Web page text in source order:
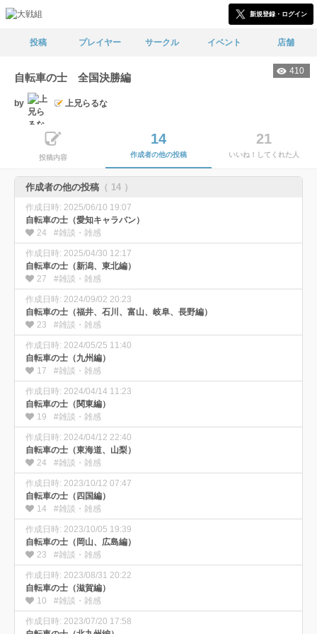
新規登録・ログイン
投稿 プレイヤー サークル イベント 店舗
410
自転車の士 全国決勝編
by 上兄らるな
投稿内容
14
作成者の他の投稿
21
いいね！してくれた人
作成者の他の投稿 （ 14 ）
作成日時: 2025/06/10 19:07
自転車の士（愛知キャラバン）
24
#雑談・雑感
作成日時: 2025/04/30 12:17
自転車の士（新潟、東北編）
27
#雑談・雑感
作成日時: 2024/09/02 20:23
自転車の士（福井、石川、富山、岐阜、長野編）
23
#雑談・雑感
作成日時: 2024/05/25 11:40
自転車の士（九州編）
17
#雑談・雑感
作成日時: 2024/04/14 11:23
自転車の士（関東編）
19
#雑談・雑感
作成日時: 2024/04/12 22:40
自転車の士（東海道、山梨）
24
#雑談・雑感
作成日時: 2023/10/12 07:47
自転車の士（四国編）
14
#雑談・雑感
作成日時: 2023/10/05 19:39
自転車の士（岡山、広島編）
23
#雑談・雑感
作成日時: 2023/08/31 20:22
自転車の士（滋賀編）
10
#雑談・雑感
作成日時: 2023/07/20 17:58